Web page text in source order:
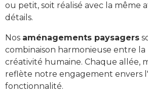
ou petit, soit réalisé avec la même
détails.
Nos aménagements paysagers
combinaison harmonieuse entre
créativité humaine. Chaque allée,
reflète notre engagement envers
fonctionnalité.